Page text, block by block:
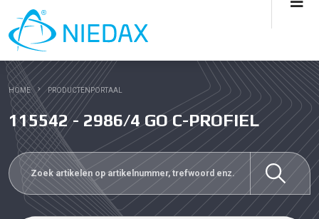
HOME PRODUCTENPORTAAL
115542 - 2986/4 GO C-PROFIEL